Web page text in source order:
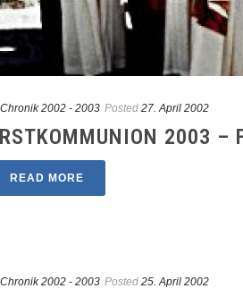
Chronik 2002 - 2003 Posted 27. April 2002
2003 –
READ MORE
Chronik 2002 - 2003 Posted 25. April 2002